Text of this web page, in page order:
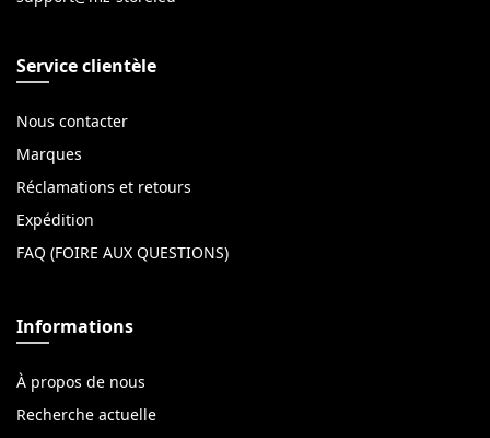
Service clientèle
Nous contacter
Marques
Réclamations et retours
Expédition
FAQ (FOIRE AUX QUESTIONS)
Informations
À propos de nous
Recherche actuelle